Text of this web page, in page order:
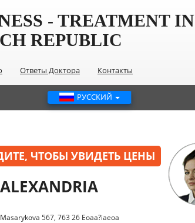
- TREATMENT IN
REPUBLIC
Ответы Доктора Контакты
РУССКИЙ
ЧТОБЫ УВИДЕТЬ ЦЕНЫ
ALEXANDRIA
Masarykova 567, 763 26 Eoaa?iaeoa